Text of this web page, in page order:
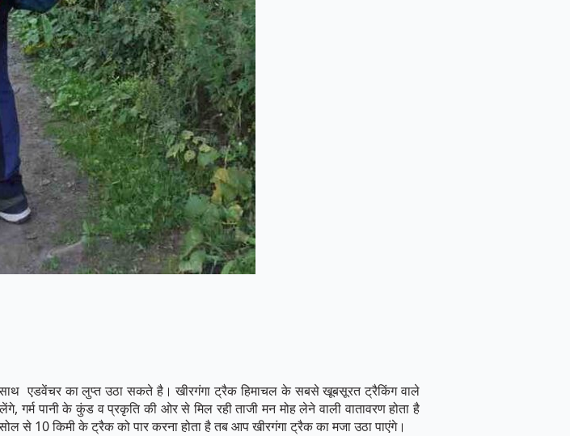
एडवेंचर का लुप्त उठा सकते है। खीरगंगा ट्रैक हिमाचल के सबसे खूबसूरत ट्रैकिंग वाले
पानी के कुंड व प्रकृति की ओर से मिल रही ताजी मन मोह लेने वाली वातावरण होता है
से 10 किमी के ट्रैक को पार करना होता है तब आप खीरगंगा ट्रैक का मजा उठा पाएंगे।